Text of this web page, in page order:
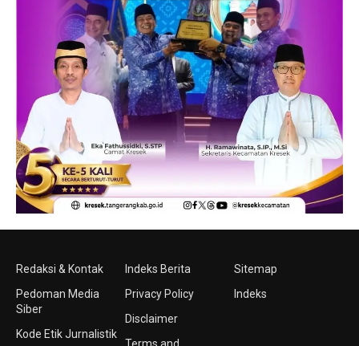
Redaksi & Kontak
Pedoman Media
Siber
Kode Etik Jurnalistik
Indeks Berita
Privacy Policy
Disclaimer
Sitemap
Indeks